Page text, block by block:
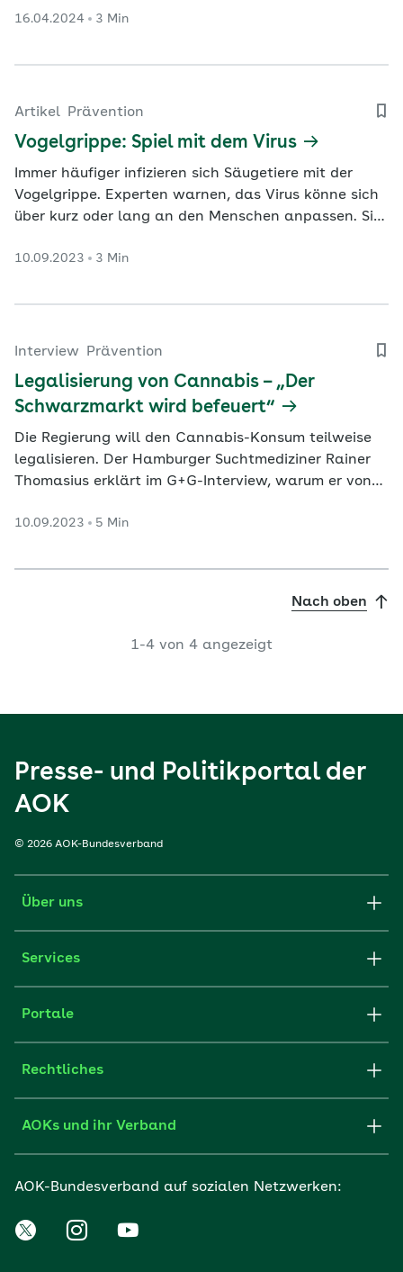
lässt, erläutert Bevölkerungsforscher Martin Bujard.
16.04.2024 3 Min
Artikel Prävention
Vogelgrippe: Spiel mit dem Virus
Immer häufiger infizieren sich Säugetiere mit der
Vogelgrippe. Experten warnen, das Virus könne sich
über kurz oder lang an den Menschen anpassen. Sie
10.09.2023 3 Min
Interview Prävention
Legalisierung von Cannabis – „Der
Schwarzmarkt wird befeuert“
Die Regierung will den Cannabis-Konsum teilweise
legalisieren. Der Hamburger Suchtmediziner Rainer
Thomasius erklärt im G+G-Interview, warum er von
10.09.2023 5 Min
Nach oben
1-4 von 4 angezeigt
Presse- und Politikportal der
AOK
© 2026 AOK-Bundesverband
Über uns
Services
Portale
Rechtliches
AOKs und ihr Verband
AOK-Bundesverband auf sozialen Netzwerken: